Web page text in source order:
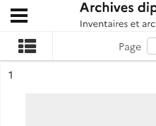
Archives diplomatiques
Ouvrir le menu déroulant
Page
n°
1